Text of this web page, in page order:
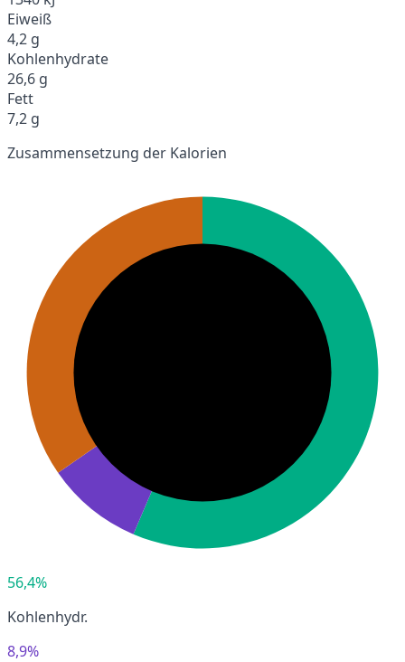
Eiweiß
4,2 g
Kohlenhydrate
26,6 g
Fett
7,2 g
Zusammensetzung der Kalorien
56,4%
Kohlenhydr.
8,9%